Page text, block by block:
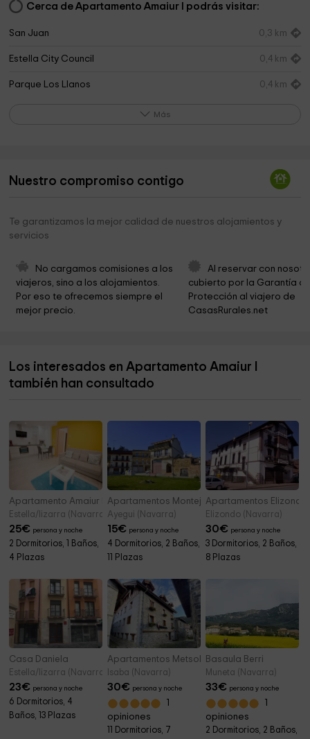
Cerca de Apartamento Amaiur I podrás visitar:
San Juan 0,3 km
Estella City Council 0,4 km
Parque Los Llanos 0,4 km
Parroquia San Miguel Arcangel
Parroquia De San Pedro 0,5 km
Iglesia de San Pedro de la Rúa
Museo del Carlismo
Ermita de Santa Bárbara
Iglesia Santa Maria Jus del Castillo 0,7 km
Ermita de San Lorenzo
Más
Nuestro compromiso contigo
Te garantizamos la mejor calidad de nuestros alojamientos y
servicios
No cargamos comisiones a los
viajeros, sino a los alojamientos.
Por eso te ofrecemos siempre el
mejor precio.
Al reservar con
cubierto por la Garantía
Protección al viajero de
CasasRurales.net
Los interesados en Apartamento Amaiur I
también han consultado
Apartamento Amaiur II
Estella/lizarra (Navarra)
25€ persona y noche
2 Dormitorios, 1 Baños,
4 Plazas
Apartamentos Montejurra
Ayegui (Navarra)
15€ persona y noche
4 Dormitorios, 2 Baños,
11 Plazas
Apartamentos Elizondo
Elizondo (Navarra)
30€ persona y noche
3 Dormitorios, 2 Baños,
8 Plazas
Casa Daniela
Estella/lizarra (Navarra)
23€ persona y noche
6 Dormitorios, 4
Baños, 13 Plazas
Apartamentos Metsola
Isaba (Navarra)
30€ persona y noche
opiniones
11 Dormitorios, 7
Basaula Berri
Muneta (Navarra)
33€ persona y noche
opiniones
2 Dormitorios, 2 Baños,